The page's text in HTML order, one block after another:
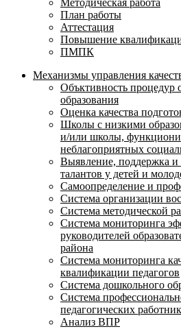
Методическая работа
План работы
Аттестация
Повышение
ПМПК
Механизмы управления
Объктивность процедур
образования
Оценка качества
Школы с низкими
и/или школы,
неблагоприятных
Выявление, поддержка и
талантов у детей и
Самоопределение и
Система организации
Система методической
Система мониторинга
руководителей
района
Система мониторинга
квалификации педагогов
Система дошкольного
Система
педагогических
Анализ ВПР